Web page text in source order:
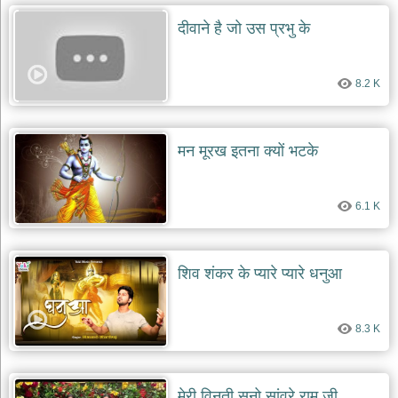
भजन
patriotic
खाटू
श्याम
भजन
shaym
bhajans
रानी
सती
दादी
भजन
rani
sati
dadi
bhajans
बावा
लाल
दीवाने है जो उस प्रभु के
8.2 K
मन मूरख इतना क्यों भटके
6.1 K
शिव शंकर के प्यारे प्यारे धनुआ
8.3 K